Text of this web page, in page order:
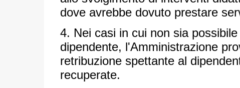
dove avrebbe dovuto prestare
4. Nei casi in cui non sia
dipendente, l'Amministrazione
retribuzione spettante al
recuperate.